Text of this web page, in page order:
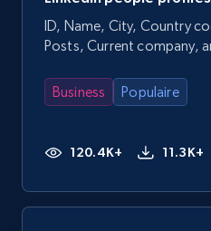
ID, Name, City, Country
Posts, Current company,
Business Populaire
120.4K+ 11.3K+